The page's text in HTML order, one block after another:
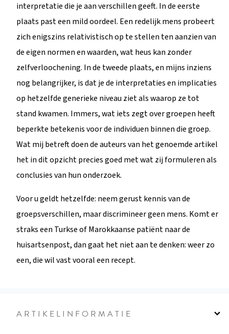
interpretatie die je aan verschillen geeft. In de eerste
plaats past een mild oordeel. Een redelijk mens probeert
zich enigszins relativistisch op te stellen ten aanzien van
de eigen normen en waarden, wat heus kan zonder
zelfverloochening. In de tweede plaats, en mijns inziens
nog belangrijker, is dat je de interpretaties en implicaties
op hetzelfde generieke niveau ziet als waarop ze tot
stand kwamen. Immers, wat iets zegt over groepen heeft
beperkte betekenis voor de individuen binnen die groep.
Wat mij betreft doen de auteurs van het genoemde artikel
het in dit opzicht precies goed met wat zij formuleren als
conclusies van hun onderzoek.
Voor u geldt hetzelfde: neem gerust kennis van de
groepsverschillen, maar discrimineer geen mens. Komt er
straks een Turkse of Marokkaanse patiënt naar de
huisartsenpost, dan gaat het niet aan te denken: weer zo
een, die wil vast vooral een recept.
ARTIKELINFORMATIE